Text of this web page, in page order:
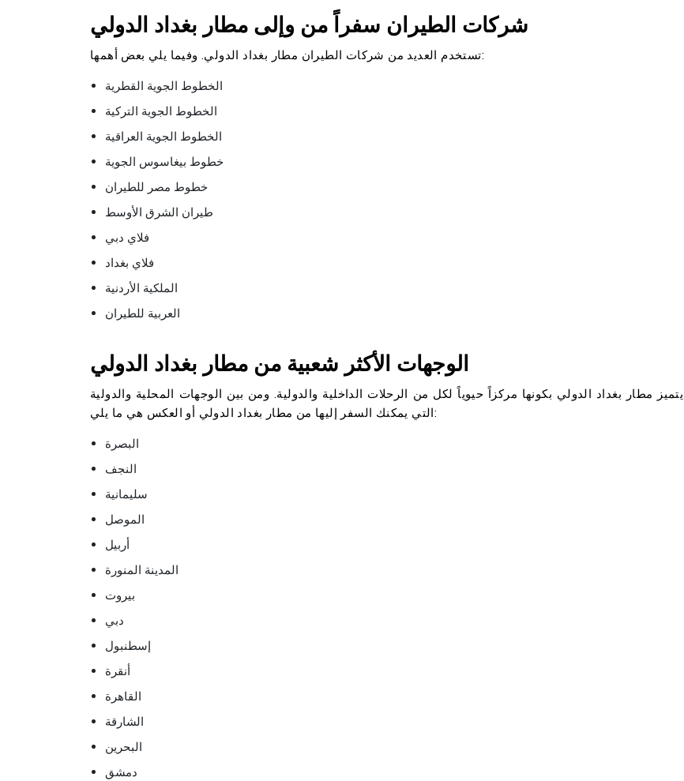
شركات الطيران سفراً من وإلى مطار بغداد الدولي
تستخدم العديد من شركات الطيران مطار بغداد الدولي. وفيما يلي بعض أهمها:
الخطوط الجوية العراقية
خطوط مصر للطيران
طيران الشرق الأوسط
فلاي دبي
العربية للطيران
الوجهات الأكثر شعبية من مطار بغداد الدولي
يتميز مطار بغداد الدولي بكونها مركزاً حيوياً لكل من الرحلات الداخلية والدولية. ومن بين الوجهات المحلية والدولية
التي يمكنك السفر إليها من مطار بغداد الدولي أو العكس هي ما يلي:
البصرة
النجف
الموصل
أربيل
بيروت
دبي
إسطنبول
أنقرة
الشارقة
البحرين
دمشق